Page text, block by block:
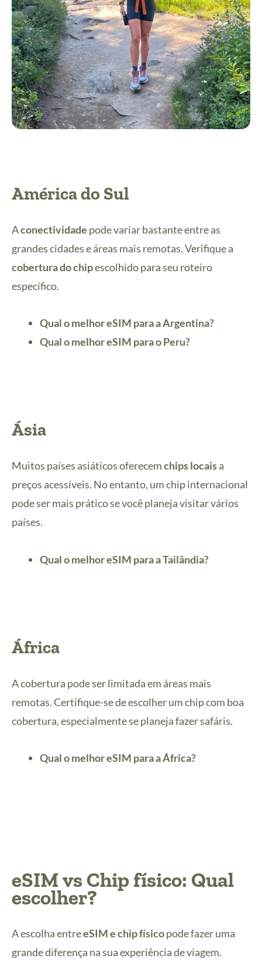
América do Sul
Aconectividade pode variar bastante entre as
grandes cidades e áreas mais remotas. Verifique a
cobertura do chipescolhido para seu roteiro
específico.
Qual o melhor eSIM para a Argentina?
Qual o melhor eSIM para o Peru?
Ásia
Muitos países asiáticos oferecemchips locaisa
preços acessíveis. No entanto, um chip internacional
pode ser mais prático se você planeja visitar vários
países.
Qual o melhor eSIM para a Tailândia?
África
A cobertura pode ser limitada em áreas mais
remotas. Certifique-se de escolher um chip com boa
cobertura, especialmente se planeja fazer safáris.
Qual o melhor eSIM para a África?
eSIM vs Chip físico: Qual
escolher?
A escolha entreeSIM e chip físicopode fazer uma
grande diferença na sua experiência de viagem.